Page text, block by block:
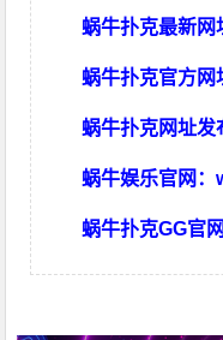
蜗牛扑克最新网
蜗牛扑克官方网
蜗牛扑克网址发
蜗牛娱乐官网：
蜗牛扑克GG官